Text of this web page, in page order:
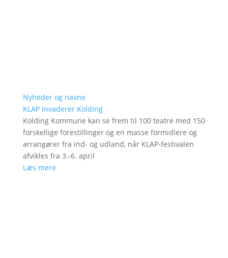
Nyheder og navne
KLAP invaderer Kolding
Kolding Kommune kan se frem til 100 teatre med 150
forskellige forestillinger og en masse formidlere og
arrangører fra ind- og udland, når KLAP-festivalen
afvikles fra 3.-6. april
Læs mere